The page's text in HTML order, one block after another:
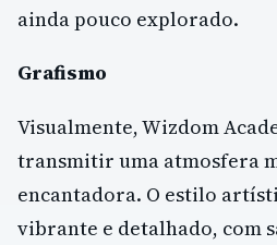
ainda pouco explorado.
Grafismo
Visualmente, Wizdom
transmitir uma atmosfera
encantadora. O estilo
vibrante e detalhado, com